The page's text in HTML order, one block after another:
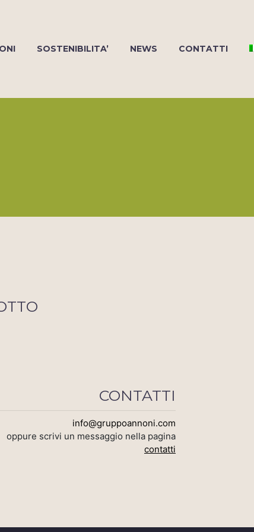
SOSTENIBILITA’ NEWS CONTATTI
CONTATTI
info@gruppoannoni.com
oppure scrivi un messaggio nella pagina
contatti